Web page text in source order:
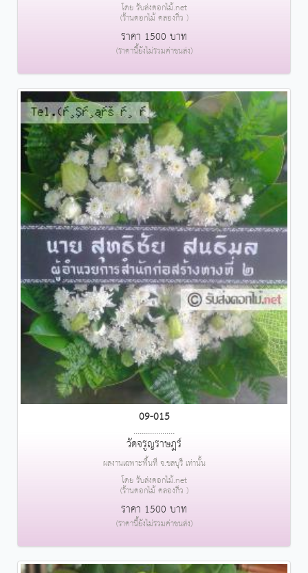
โดย รับส่งดอกไม้.net
(ร้านดอกไม้ คลองกิ่ว )
ราคา 1500 บาท
(ราคานี้ยังไม่รวมค่าขนส่ง)
09-015
....................
วัดจรูญราษฎร์
ผลงานเฉพาะพื้นที่ จ.ชลบุรี เท่านั้น
โดย รับส่งดอกไม้.net
(ร้านดอกไม้ คลองกิ่ว )
ราคา 1500 บาท
(ราคานี้ยังไม่รวมค่าขนส่ง)